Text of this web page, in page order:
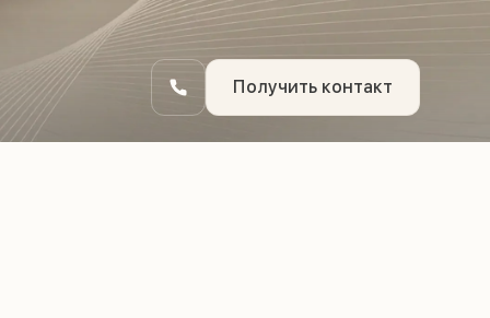
Получить контакт